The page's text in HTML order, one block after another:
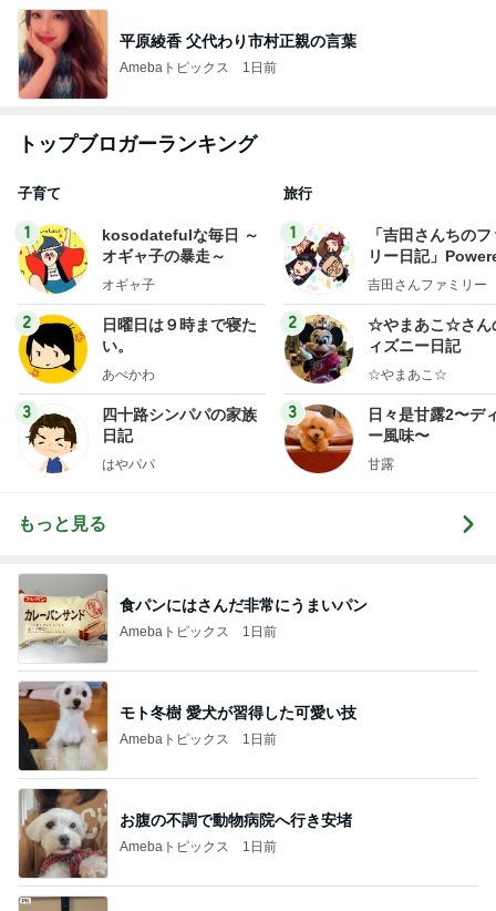
平原綾香 父代わり市村正親の言葉
Amebaトピックス 1日前
トップブロガーランキング
子育て
1
kosodatefulな毎日 ～
オギャ子の暴走～
オギャ子
2
日曜日は９時まで寝た
い。
あべかわ
3
四十路シンパパの家族
日記
はやパパ
旅行
1
「吉田さんちの
リー日記」
y Ameba 吉田さ
ログ
吉田さんファミリー
2
☆やまあこ☆さん
ィズニー日記
☆やまあこ☆
3
日々是甘露2〜デ
ー風味〜
甘露
もっと見る
食パンにはさんだ非常にうまいパン
Amebaトピックス 1日前
モト冬樹 愛犬が習得した可愛い技
Amebaトピックス 1日前
お腹の不調で動物病院へ行き安堵
Amebaトピックス 1日前